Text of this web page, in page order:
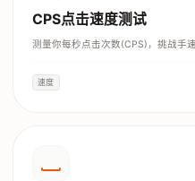
CPS点击速度测试
测量你每秒点击次数(CPS)，挑战手
速度